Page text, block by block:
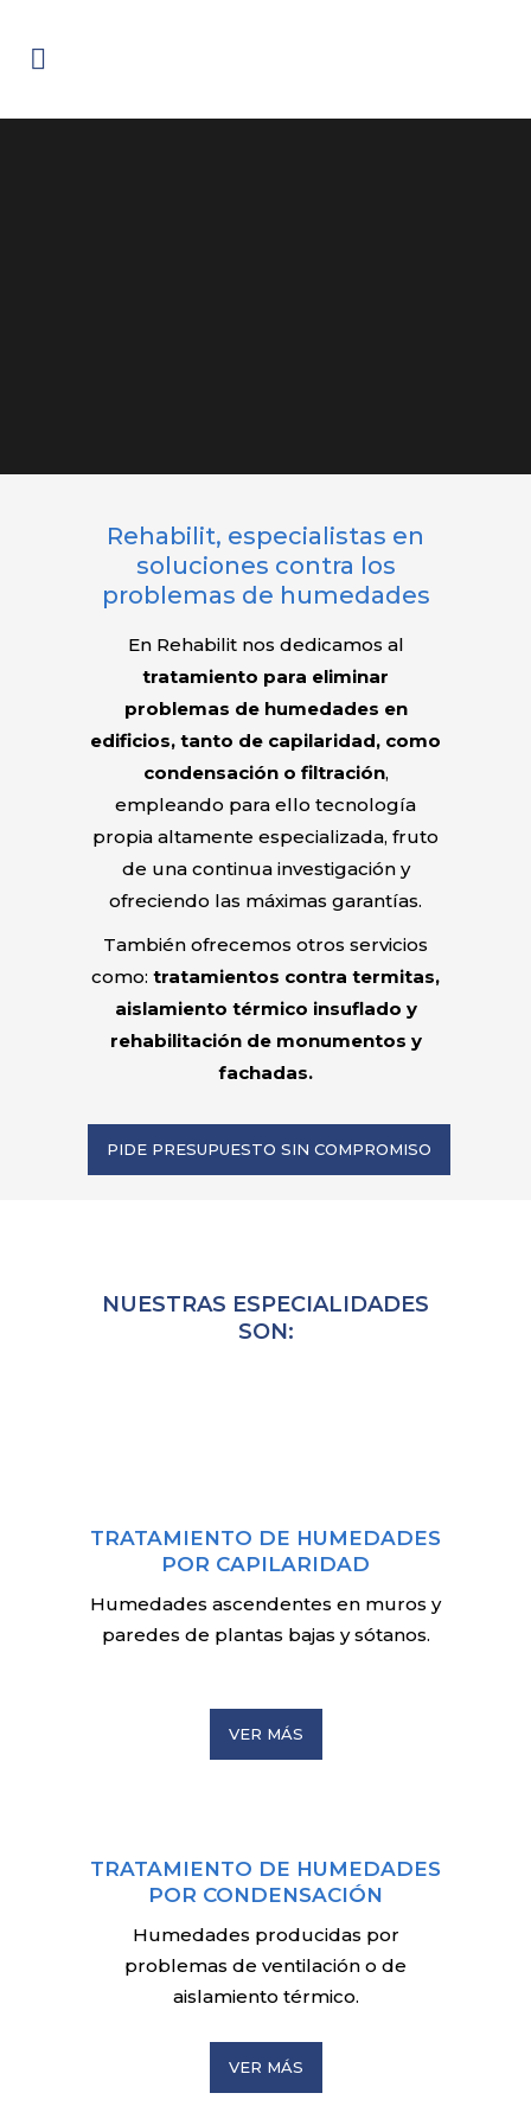
Rehabilit, especialistas en
soluciones contra los
problemas de humedades
En Rehabilit nos dedicamos al
tratamiento para eliminar
problemas de humedades en
edificios, tanto de capilaridad, como
condensación o filtración,
empleando para ello tecnología
propia altamente especializada, fruto
de una continua investigación y
ofreciendo las máximas garantías.
También ofrecemos otros servicios
como: tratamientos contra termitas,
aislamiento térmico insuflado y
rehabilitación de monumentos y
fachadas.
PIDE PRESUPUESTO SIN COMPROMISO
NUESTRAS ESPECIALIDADES
SON:
TRATAMIENTO DE HUMEDADES
POR CAPILARIDAD
Humedades ascendentes en muros y
paredes de plantas bajas y sótanos.
VER MÁS
TRATAMIENTO DE HUMEDADES
POR CONDENSACIÓN
Humedades producidas por
problemas de ventilación o de
aislamiento térmico.
VER MÁS